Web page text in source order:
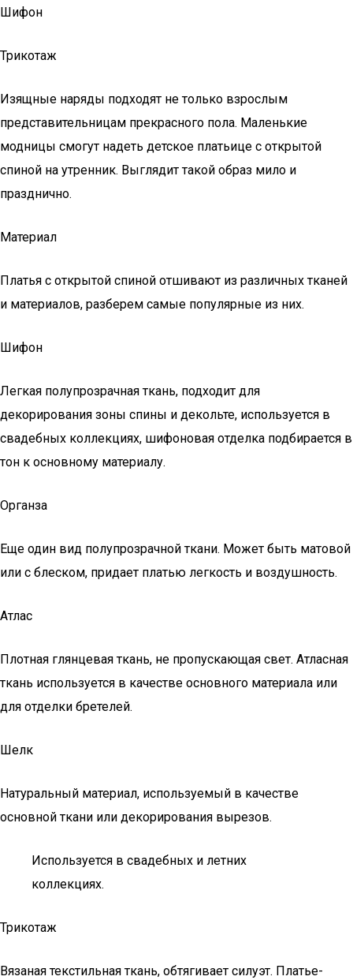
Шифон
Трикотаж
Изящные наряды подходят не только взрослым
представительницам прекрасного пола. Маленькие
модницы смогут надеть детское платьице с открытой
спиной на утренник. Выглядит такой образ мило и
празднично.
Материал
Платья с открытой спиной отшивают из различных тканей
и материалов, разберем самые популярные из них.
Шифон
Легкая полупрозрачная ткань, подходит для
декорирования зоны спины и декольте, используется в
свадебных коллекциях, шифоновая отделка подбирается в
тон к основному материалу.
Органза
Еще один вид полупрозрачной ткани. Может быть матовой
или с блеском, придает платью легкость и воздушность.
Атлас
Плотная глянцевая ткань, не пропускающая свет. Атласная
ткань используется в качестве основного материала или
для отделки бретелей.
Шелк
Натуральный материал, используемый в качестве
основной ткани или декорирования вырезов.
Используется в свадебных и летних
коллекциях.
Трикотаж
Вязаная текстильная ткань, обтягивает силуэт. Платье-